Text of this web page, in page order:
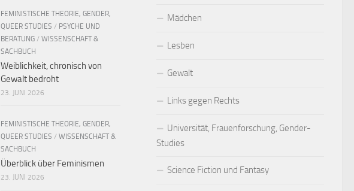
Mädchen
Lesben
Gewalt
Links gegen Rechts
Universität, Frauenforschung, Gender-
Studies
Science Fiction und Fantasy
FEMINISTISCHE THEORIE, GENDER,
QUEER STUDIES / PSYCHE UND
BERATUNG / WISSENSCHAFT &
SACHBUCH
Weiblichkeit, chronisch von
Gewalt bedroht
23. JUNI 2026
FEMINISTISCHE THEORIE, GENDER,
QUEER STUDIES / WISSENSCHAFT &
SACHBUCH
Überblick über Feminismen
23. JUNI 2026